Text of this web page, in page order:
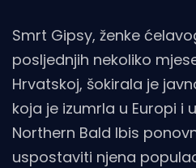
Smrt Gipsy, ženke
posljednjih nekoliko
Hrvatskoj, šokirala je
koja je izumrla u Europi i
Northern Bald Ibis
uspostaviti njena